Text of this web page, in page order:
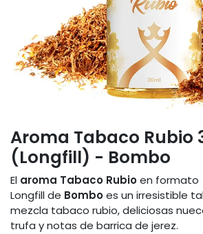
Aroma Tabaco Rubio
(Longfill) - Bombo
El aroma Tabaco Rubioen formato
Longfill de Bomboes un irresistible
mezcla tabaco rubio, deliciosas
trufa y notas de barrica de jerez.